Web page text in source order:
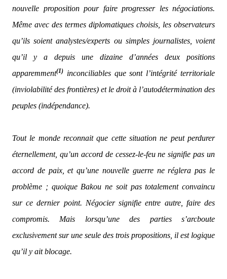
nouvelle proposition pour faire progresser les négociations.
Même avec des termes diplomatiques choisis, les observateurs
qu’ils soient analystes/experts ou simples journalistes, voient
qu’il y a depuis une dizaine d’années deux positions
apparemment(1) inconciliables que sont l’intégrité territoriale
(inviolabilité des frontières) et le droit à l’autodétermination des
peuples (indépendance).
Tout le monde reconnait que cette situation ne peut perdurer
éternellement, qu’un accord de cessez-le-feu ne signifie pas un
accord de paix, et qu’une nouvelle guerre ne réglera pas le
problème ; quoique Bakou ne soit pas totalement convaincu
sur ce dernier point. Négocier signifie entre autre, faire des
compromis. Mais lorsqu’une des parties s’arcboute
exclusivement sur une seule des trois propositions, il est logique
qu’il y ait blocage.